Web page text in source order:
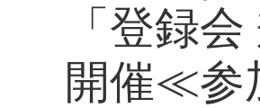
「登録
開催≪